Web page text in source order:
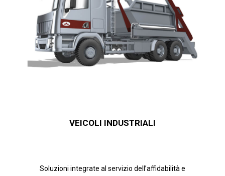
VEICOLI INDUSTRIALI
Soluzioni integrate al servizio dell’affidabilità e